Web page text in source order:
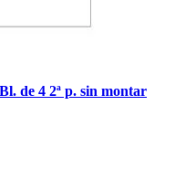
de 4 2ª p. sin montar